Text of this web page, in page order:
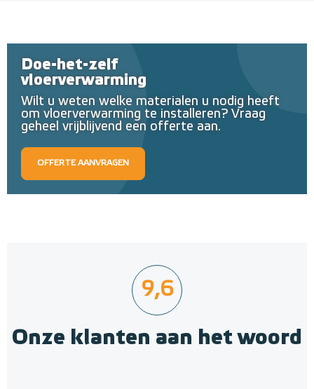
Doe-het-zelf
vloerverwarming
Wilt u weten welke materialen u nodig heeft
om vloerverwarming te installeren? Vraag
geheel vrijblijvend een offerte aan.
OFFERTE AANVRAGEN
9,6
Onze klanten aan het woord